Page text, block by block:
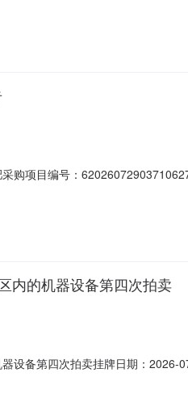
理办法的供应商二、采购需求清
购项目编号：
求清单商品名称参数要求购买数
内的机器设备第四次拍卖
设备第四次拍卖挂牌日期：2026-
期2026-07-27交易方式网络竞价